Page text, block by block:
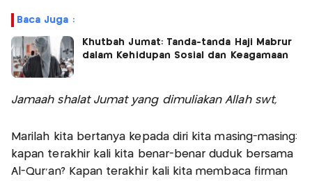
Baca Juga :
Khutbah Jumat: Tanda-tanda Haji Mabrur
dalam Kehidupan Sosial dan Keagamaan
Jamaah shalat Jumat yang dimuliakan Allah swt,
Marilah kita bertanya kepada diri kita masing-masing:
kapan terakhir kali kita benar-benar duduk bersama
Al-Qur’an? Kapan terakhir kali kita membaca firman